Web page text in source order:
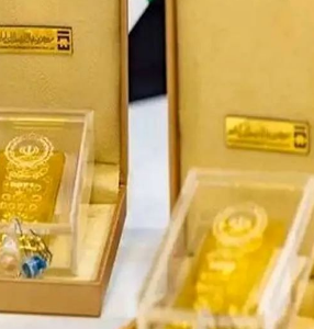
پیش‌بینی بورس امروز دوشنبه ۱۲ مرداد ماه